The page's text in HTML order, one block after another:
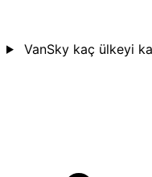
VanSky kaç ülkeyi